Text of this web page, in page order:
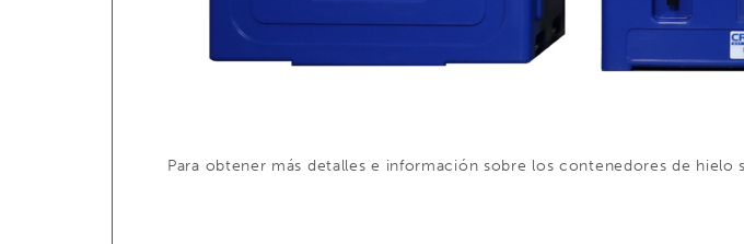
Para obtener más detalles e información sobre los contenedores de